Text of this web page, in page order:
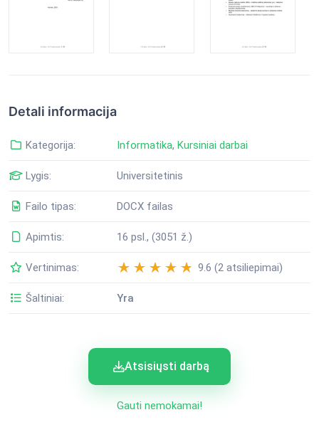
Detali informacija
Kategorija: Informatika, Kursiniai darbai
Lygis: Universitetinis
Failo tipas: DOCX failas
Apimtis: 16 psl., (3051 ž.)
Vertinimas: 9.6 (2 atsiliepimai)
Šaltiniai: Yra
Atsisiųsti darbą
Gauti nemokamai!